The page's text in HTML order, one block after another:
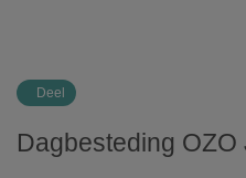
Deel
Dagbesteding OZO